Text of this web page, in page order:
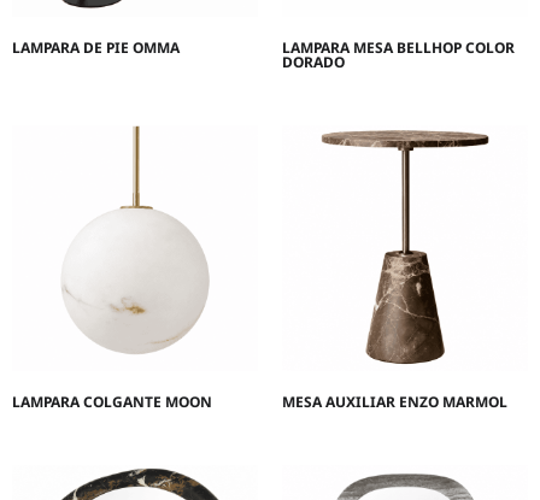
LAMPARA DE PIE OMMA LAMPARA MESA BELLHOP COLOR
DORADO
LAMPARA COLGANTE MOON MESA AUXILIAR ENZO MARMOL